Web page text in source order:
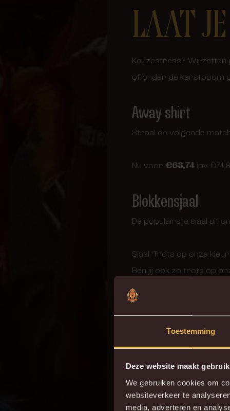
Toestemming
Deze website maakt
We gebruiken cookies om
websiteverkeer te
media, adverteren en
LAAT
Keuzestress? Wij zetten
of onder de kerstboom
Away shirt
Straal de volgende
Nu voor €63,74 ipv
Blokkensjaal
De populairste sjaal uit
Sjaal ‘Trots op onze
Ben jij ook zo trots op
ipv €17.
Winterset
Koop nu deze winterset